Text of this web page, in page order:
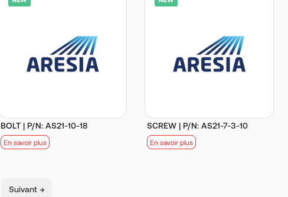
BOLT | P/N: AS21-10-18
En savoir plus
SCREW | P/N: AS21-7-3-10
En savoir plus
Suivant →